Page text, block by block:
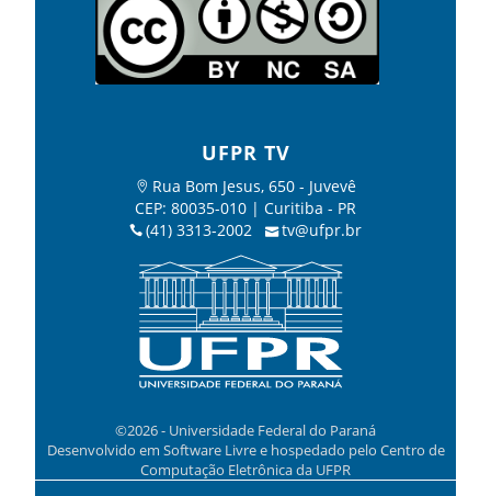
UFPR TV
Rua Bom Jesus, 650 - Juvevê
CEP: 80035-010 | Curitiba - PR
(41) 3313-2002
tv@ufpr.br
©2026 - Universidade Federal do Paraná
Desenvolvido em Software Livre e hospedado pelo Centro de
Computação Eletrônica da UFPR